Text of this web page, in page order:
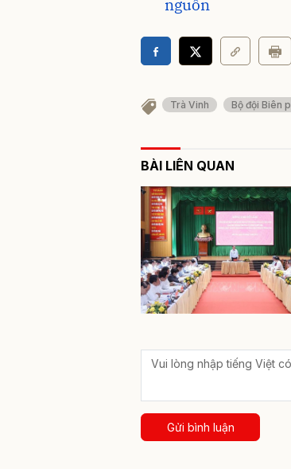
nguồn
Trà Vinh Bộ đội Biên
BÀI LIÊN QUAN
Gửi bình luận